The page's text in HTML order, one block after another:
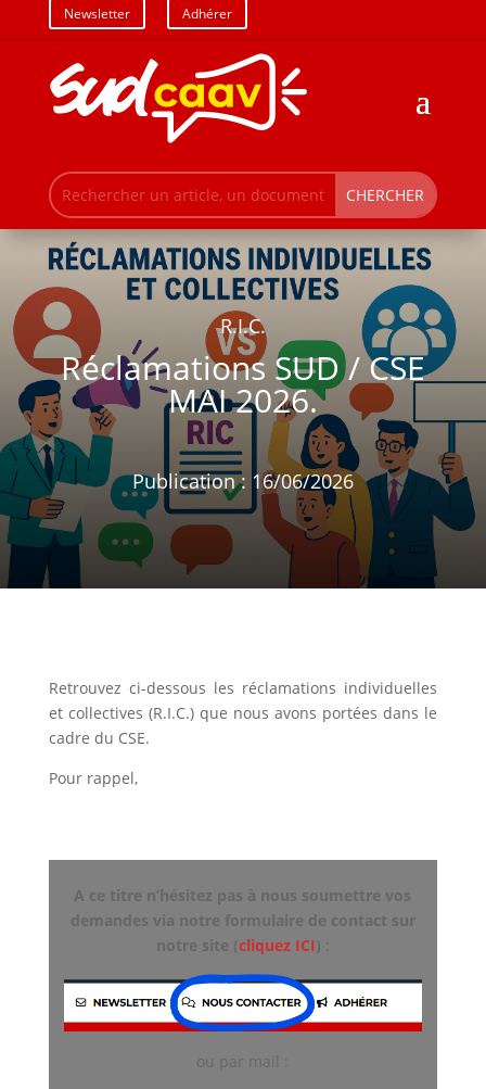
Newsletter Adhérer
R.I.C.
Réclamations SUD / CSE
MAI 2026.
Publication : 16/06/2026
Retrouvez ci-dessous les réclamations individuelles
et collectives (R.I.C.) que nous avons portées dans le
cadre du CSE.
Pour rappel,
A ce titre n’hésitez pas à nous soumettre vos
demandes via notre formulaire de contact sur
notre site (cliquez ICI)
ou par mail :